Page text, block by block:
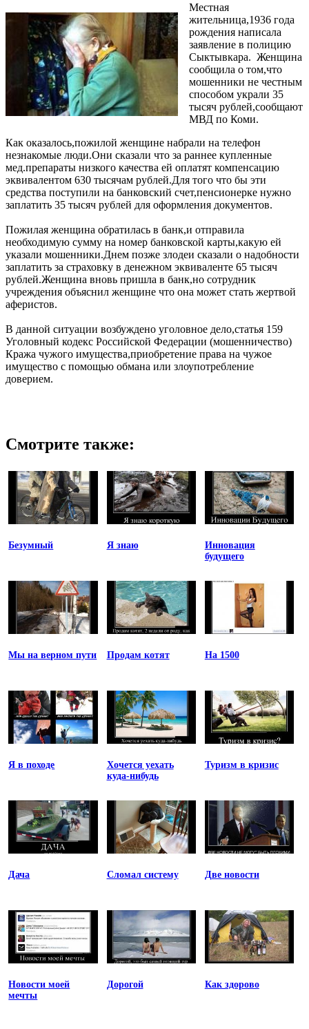
Местная
жительница,1936 года
рождения написала
заявление в полицию
Сыктывкара. Женщина
сообщила о том,что
мошенники не честным
способом украли 35
тысяч рублей,сообщают
МВД по Коми.
Как оказалось,пожилой женщине набрали на телефон
незнакомые люди.Они сказали что за раннее купленные
мед.препараты низкого качества ей оплатят компенсацию
эквивалентом 630 тысячам рублей.Для того что бы эти
средства поступили на банковский счет,пенсионерке нужно
заплатить 35 тысяч рублей для оформления документов.
Пожилая женщина обратилась в банк,и отправила
необходимую сумму на номер банковской карты,какую ей
указали мошенники.Днем позже злодеи сказали о надобности
заплатить за страховку в денежном эквиваленте 65 тысяч
рублей.Женщина вновь пришла в банк,но сотрудник
учреждения объяснил женщине что она может стать жертвой
аферистов.
В данной ситуации возбуждено уголовное дело,статья 159
Уголовный кодекс Российской Федерации (мошенничество)
Кража чужого имущества,приобретение права на чужое
имущество с помощью обмана или злоупотребление
доверием.
Смотрите также:
Безумный Я знаю
Инновация
будущего
Мы на верном пути Продам котят На 1500
Я в походе
Хочется уехать
куда-нибудь
Туризм в кризис
Дача Сломал систему Две новости
Новости моей
мечты
Дорогой Как здорово